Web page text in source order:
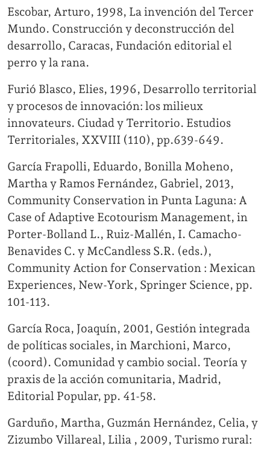
Escobar, Arturo, 1998, La invención del Tercer
Mundo. Construcción y deconstrucción del
desarrollo, Caracas, Fundación editorial el
perro y la rana.
Furió Blasco, Elies, 1996, Desarrollo territorial
y procesos de innovación: los milieux
innovateurs. Ciudad y Territorio. Estudios
Territoriales, XXVIII (110), pp.639-649.
García Frapolli, Eduardo, Bonilla Moheno,
Martha y Ramos Fernández, Gabriel, 2013,
Community Conservation in Punta Laguna: A
Case of Adaptive Ecotourism Management, in
Porter-Bolland L., Ruiz-Mallén, I. Camacho-
Benavides C. y McCandless S.R. (eds.),
Community Action for Conservation : Mexican
Experiences, New-York, Springer Science, pp.
101-113.
García Roca, Joaquín, 2001, Gestión integrada
de políticas sociales, in Marchioni, Marco,
(coord). Comunidad y cambio social. Teoría y
praxis de la acción comunitaria, Madrid,
Editorial Popular, pp. 41-58.
Garduño, Martha, Guzmán Hernández, Celia, y
Zizumbo Villareal, Lilia , 2009, Turismo rural: